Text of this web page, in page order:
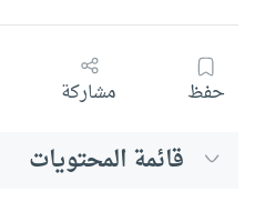
حفظ مشاركة
قائمة المحتويات